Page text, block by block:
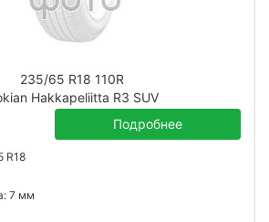
235/65 R18 110R
Hakkapeliitta R3 SUV
Подробнее
R18
7 мм